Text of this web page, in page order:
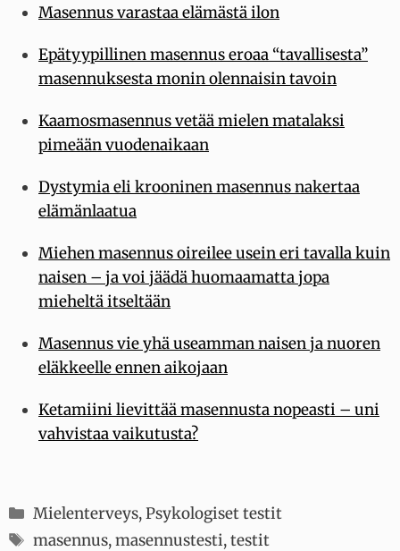
Masennus varastaa elämästä ilon
Epätyypillinen masennus eroaa “tavallisesta”
masennuksesta monin olennaisin tavoin
Kaamosmasennus vetää mielen matalaksi
pimeään vuodenaikaan
Dystymia eli krooninen masennus nakertaa
elämänlaatua
Miehen masennus oireilee usein eri tavalla kuin
naisen – ja voi jäädä huomaamatta jopa
mieheltä itseltään
Masennus vie yhä useamman naisen ja nuoren
eläkkeelle ennen aikojaan
Ketamiini lievittää masennusta nopeasti – uni
vahvistaa vaikutusta?
Kategoriat
Mielenterveys,Psykologiset testit
Avainsanat
masennus,masennustesti,testit